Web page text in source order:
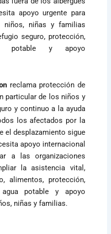
apoyo urgente para
niños, niñas y familias
seguro, protección,
potable y apoyo
reclama protección de
particular de los niños y
y continuo a la ayuda
los afectados por la
el desplazamiento sigue
apoyo internacional
a las organizaciones
la asistencia vital,
alimentos, protección,
potable y apoyo
niñas y familias.